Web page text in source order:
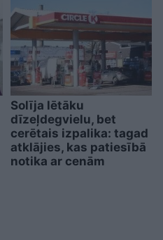
Solīja lētāku
dīzeļdegvielu, bet
cerētais izpalika: tagad
atklājies, kas patiesībā
notika ar cenām